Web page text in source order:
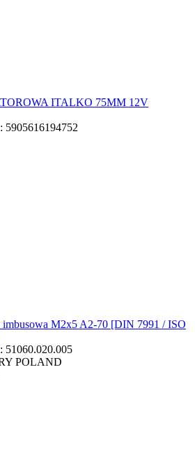
ITALKO 75MM 12V
5905616194752
imbusowa M2x5 A2-70 [DIN 7991 / ISO
51060.020.005
POLAND